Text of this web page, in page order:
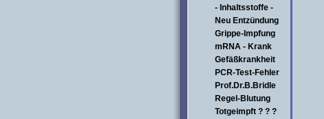
- Inhaltsstoffe -
Neu Entzündung
Grippe-Impfung
mRNA - Krank
Gefäßkrankheit
PCR-Test-Fehler
Prof.Dr.B.Bridle
Regel-Blutung
Totgeimpft ? ? ?